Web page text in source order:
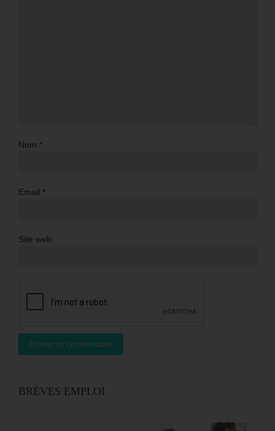
Nom *
Email *
Site web
BRÈVES EMPLOI